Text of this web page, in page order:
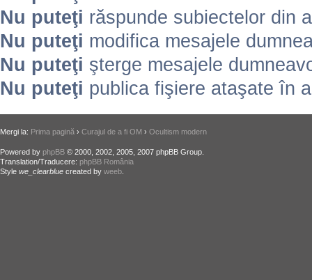
Nu puteţi răspunde subiectelor din
Nu puteţi modifica mesajele
Nu puteţi şterge mesajele
Nu puteţi publica fişiere ataşate în
Mergi la: Prima pagină › Curajul de a fi OM › Ocultism modern
Powered by phpBB © 2000, 2002, 2005, 2007 phpBB Group.
Translation/Traducere: phpBB România
Style we_clearblue created by weeb